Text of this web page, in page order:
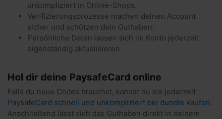
unkompliziert in Online-Shops.
Verifizierungsprozesse machen deinen Account
sicher und schützen dein Guthaben.
Persönliche Daten lassen sich im Konto jederzeit
eigenständig aktualisieren.
Hol dir deine PaysafeCard online
Falls du neue Codes brauchst, kannst du sie jederzeit
PaysafeCard schnell und unkompliziert bei dundle kaufen.
Anschließend lässt sich das Guthaben direkt in deinem